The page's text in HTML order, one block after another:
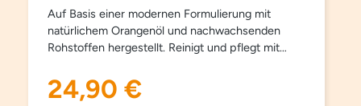
Auf Basis einer modernen Formulierung mit
natürlichem Orangenöl und nachwachsenden
Rohstoffen hergestellt. Reinigt und pflegt mit
sanft und gründlich. Schmutzlösend, pflegend,
materialschonend und besonders hautfreundlich.
Regulärer Preis:
24,90 €